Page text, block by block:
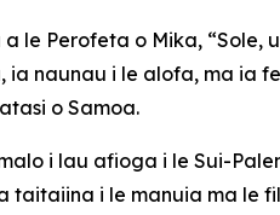
le Perofeta o Mika,
ia naunau i le alofa, ma ia
o Samoa.
i lau afioga i le Sui-
i le manuia ma le